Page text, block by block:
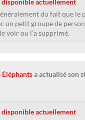
disponible actuellement
du fait que le
un petit groupe de
voir ou l’a supprimé.
Éléphantsa actualisé son
disponible actuellement